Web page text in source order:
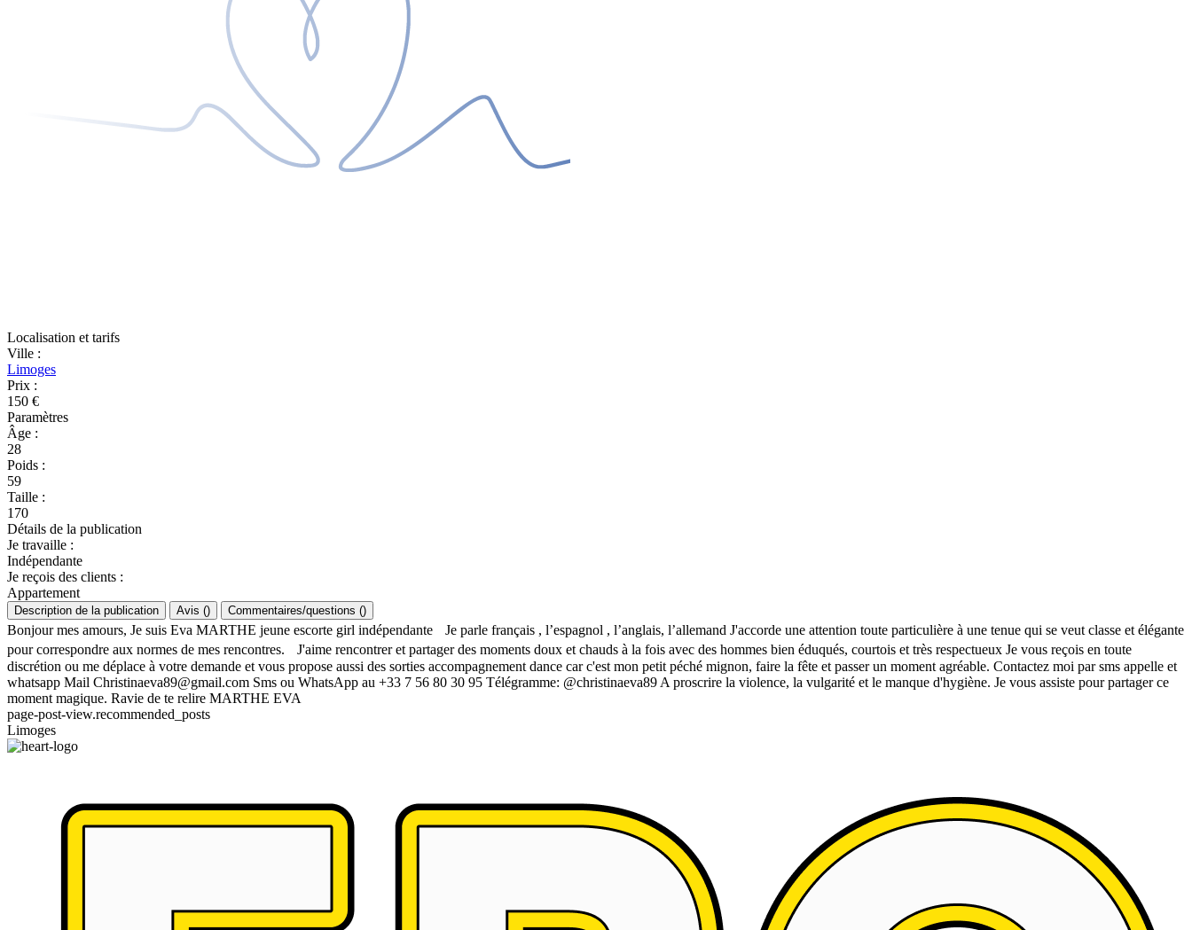
Localisation et tarifs
Ville :
Limoges
Prix :
150 €
Paramètres
Âge :
28
Poids :
59
Taille :
170
Détails de la publication
Je travaille :
Indépendante
Je reçois des clients :
Appartement
Description de la publication Avis () Commentaires/questions ()
Bonjour mes amours, Je suis Eva MARTHE jeune escorte girl indépendante Je parle français , l’espagnol , l’anglais, l’allemand J'accorde une attention toute particulière à une tenue qui se veut classe et élégante
pour correspondre aux normes de mes rencontres. J'aime rencontrer et partager des moments doux et chauds à la fois avec des hommes bien éduqués, courtois et très respectueux Je vous reçois en toute
discrétion ou me déplace à votre demande et vous propose aussi des sorties accompagnement dance car c'est mon petit péché mignon, faire la fête et passer un moment agréable. Contactez moi par sms appelle et
whatsapp Mail Christinaeva89@gmail.com Sms ou WhatsApp au +33 7 56 80 30 95 Télégramme: @christinaeva89 A proscrire la violence, la vulgarité et le manque d'hygiène. Je vous assiste pour partager ce
moment magique. Ravie de te relire MARTHE EVA
page-post-view.recommended_posts
Limoges